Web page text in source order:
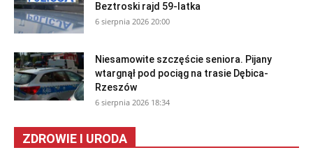
Beztroski rajd 59-latka
6 sierpnia 2026 20:00
Niesamowite szczęście seniora. Pijany
wtargnął pod pociąg na trasie Dębica-
Rzeszów
6 sierpnia 2026 18:34
ZDROWIE I URODA